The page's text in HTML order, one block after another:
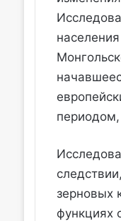
зерновых
функциях